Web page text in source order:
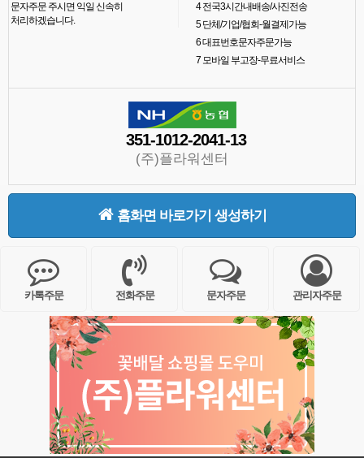
문자주문 주시면 익일 신속히
처리하겠습니다.
4전국3시간내배송/사진전송
5단체/기업/협회-월결제가능
6대표번호문자주문가능
7모바일 부고장-무료서비스
351-1012-2041-13
(주)플라워센터
홈화면 바로가기 생성하기
카톡주문 전화주문 문자주문 관리자주문